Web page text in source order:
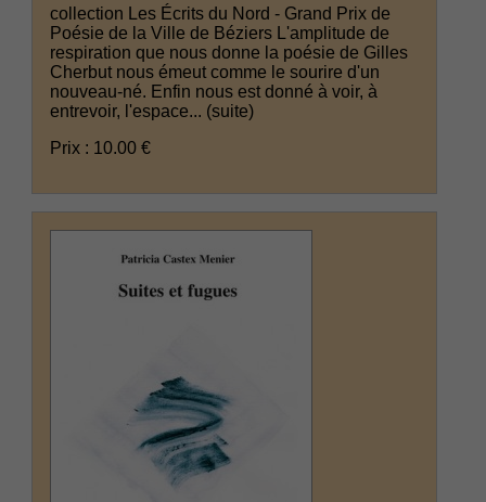
collection Les Écrits du Nord - Grand Prix de
Poésie de la Ville de Béziers L'amplitude de
respiration que nous donne la poésie de Gilles
Cherbut nous émeut comme le sourire d'un
nouveau-né. Enfin nous est donné à voir, à
entrevoir, l'espace... (suite)
Prix : 10.00 €